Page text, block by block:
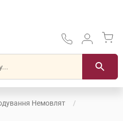
Немовлят